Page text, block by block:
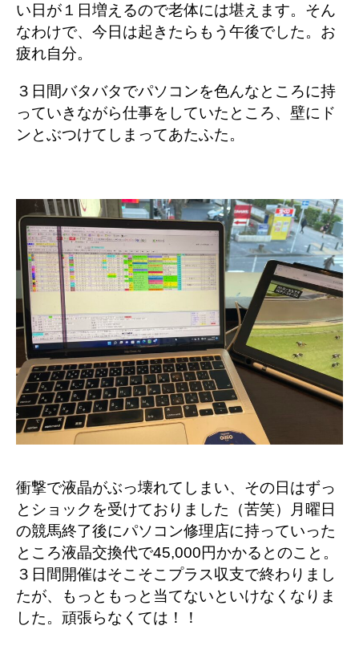
い日が１日増えるので老体には堪えます。そん
なわけで、今日は起きたらもう午後でした。お
疲れ自分。
３日間バタバタでパソコンを色んなところに持
っていきながら仕事をしていたところ、壁にド
ンとぶつけてしまってあたふた。
衝撃で液晶がぶっ壊れてしまい、その日はずっ
とショックを受けておりました（苦笑）月曜日
の競馬終了後にパソコン修理店に持っていった
ところ液晶交換代で45,000円かかるとのこと。
３日間開催はそこそこプラス収支で終わりまし
たが、もっともっと当てないといけなくなりま
した。頑張らなくては！！